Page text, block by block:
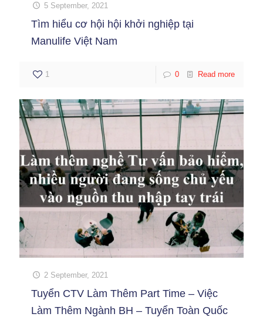
5 September, 2021
Tìm hiểu cơ hội hội khởi nghiệp tại
Manulife Việt Nam
1 0 Read more
2 September, 2021
Tuyển CTV Làm Thêm Part Time – Việc
Làm Thêm Ngành BH – Tuyển Toàn Quốc